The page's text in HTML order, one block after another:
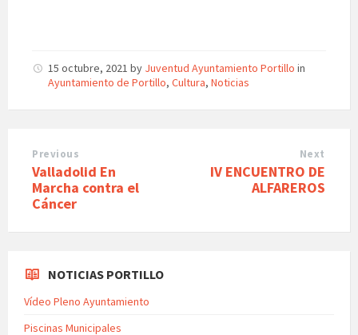
15 octubre, 2021 by Juventud Ayuntamiento Portillo in
Ayuntamiento de Portillo, Cultura, Noticias
Previous
Valladolid En
Marcha contra el
Cáncer
Next
IV ENCUENTRO DE
ALFAREROS
NOTICIAS PORTILLO
Vídeo Pleno Ayuntamiento
Piscinas Municipales